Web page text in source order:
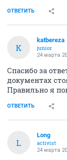
ОТВЕТИТЬ
K
katbereza
junior
24 марта
Спасибо за
документах
Правильно я
ОТВЕТИТЬ
L
Long
activist
24 марта